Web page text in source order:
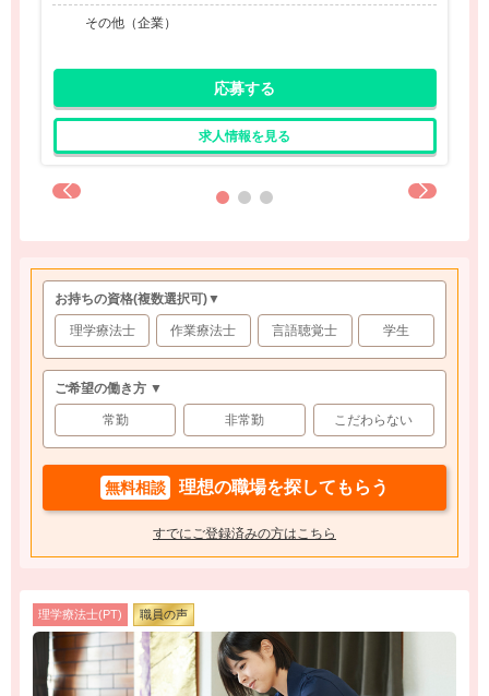
その他（企業）
応募する
求人情報を見る
お持ちの資格(複数選択可)▼
理学療法士 作業療法士 言語聴覚士 学生
ご希望の働き方 ▼
常勤 非常勤 こだわらない
無料相談 理想の職場を探してもらう
すでにご登録済みの方はこちら
理学療法士(PT) 職員の声